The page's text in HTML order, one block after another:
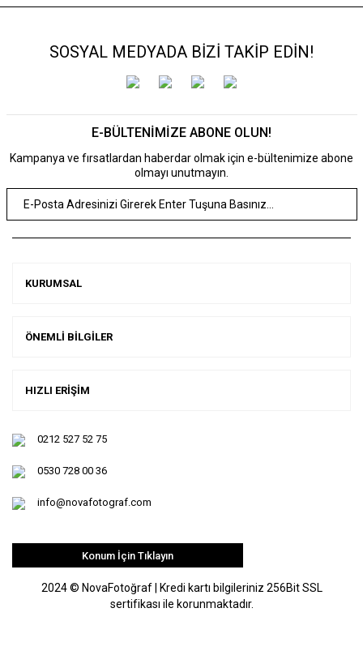
SOSYAL MEDYADA BİZİ TAKİP EDİN!
E-BÜLTENİMİZE ABONE OLUN!
Kampanya ve fırsatlardan haberdar olmak için e-bültenimize abone
olmayı unutmayın.
KURUMSAL
ÖNEMLİ BİLGİLER
HIZLI ERİŞİM
0212 527 52 75
0530 728 00 36
info@novafotograf.com
Konum İçin Tıklayın
2024 © NovaFotoğraf | Kredi kartı bilgileriniz 256Bit SSL
sertifikası ile korunmaktadır.